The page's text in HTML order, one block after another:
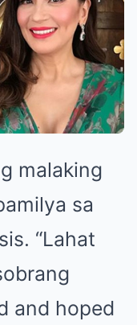
malaking
sa
“Lahat
and hoped